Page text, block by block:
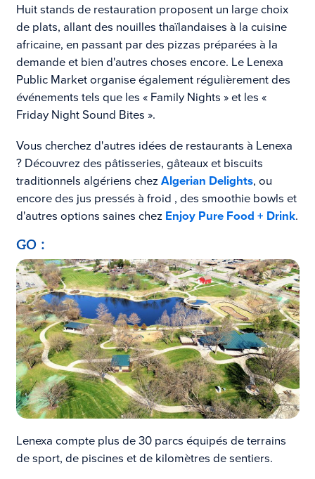
Huit stands de restauration proposent un large choix
de plats, allant des nouilles thaïlandaises à la cuisine
africaine, en passant par des pizzas préparées à la
demande et bien d'autres choses encore. Le Lenexa
Public Market organise également régulièrement des
événements tels que les « Family Nights » et les «
Friday Night Sound Bites ».
Vous cherchez d'autres idées de restaurants à Lenexa
? Découvrez des pâtisseries, gâteaux et biscuits
traditionnels algériens chez Algerian Delights, ou
encoredes jus pressés à froid , des smoothie bowls et
d'autres options saines chez Enjoy Pure Food + Drink.
GO :
Lenexa compte plus de 30 parcs équipés de terrains
de sport, de piscines et de kilomètres de sentiers.